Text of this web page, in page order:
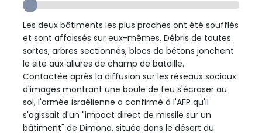
Les deux bâtiments les plus proches ont été soufflés
et sont affaissés sur eux-mêmes. Débris de toutes
sortes, arbres sectionnés, blocs de bétons jonchent
le site aux allures de champ de bataille.
Contactée après la diffusion sur les réseaux sociaux
d'images montrant une boule de feu s'écraser au
sol, l'armée israélienne a confirmé à l'AFP qu'il
s'agissait d'un "impact direct de missile sur un
bâtiment" de Dimona, située dans le désert du